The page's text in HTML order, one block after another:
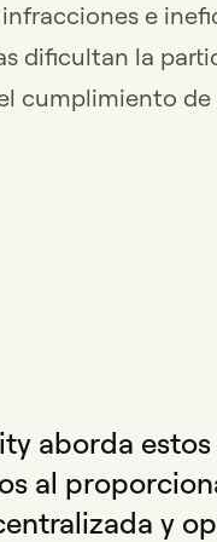
e
dificultan la
cumplimiento de
aborda
al
y